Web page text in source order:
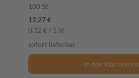
100 St
12,27 €
0,12 € / 1 St
sofort lieferbar
In den Warenkorb